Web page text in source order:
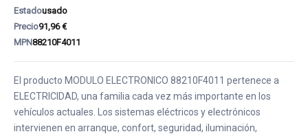
Estadousado
Precio91,96 €
MPN88210F4011
El producto MODULO ELECTRONICO 88210F4011 pertenece a
ELECTRICIDAD, una familia cada vez más importante en los
vehículos actuales. Los sistemas eléctricos y electrónicos
intervienen en arranque, confort, seguridad, iluminación,